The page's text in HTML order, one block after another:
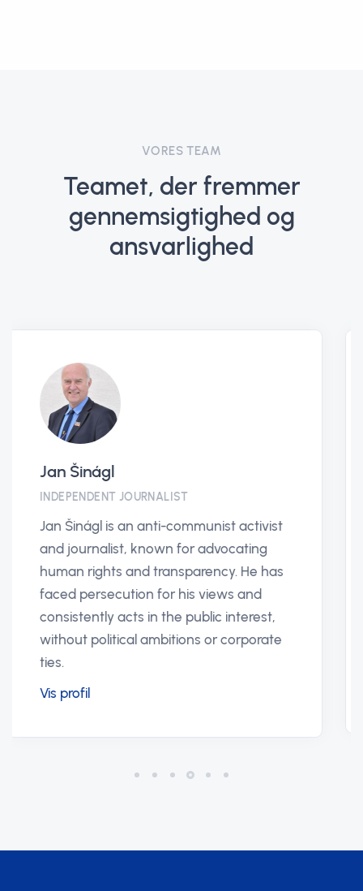
VORES TEAM
Teamet, der fremmer
gennemsigtighed og
ansvarlighed
Pavla Vacková
CHAIRMAN OF THE EUROPEAN JUSTICE
Pavla Vacková is a prominent figure who
has proven she does not shy away from
political and corporate harassment. She
has long worked as an independent
journalist without any demand for
Vis profil